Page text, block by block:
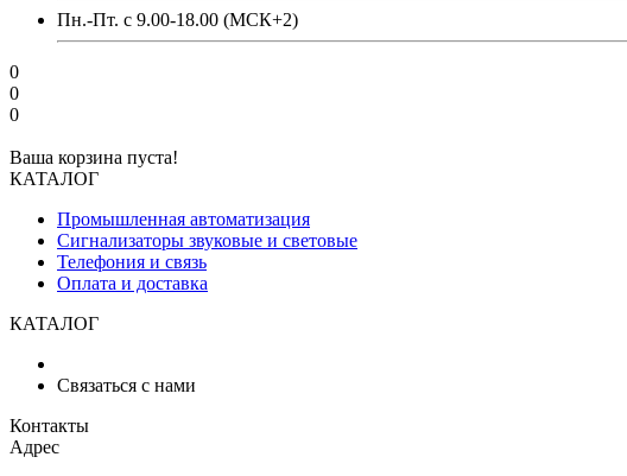
Пн.-Пт. с 9.00-18.00 (МСК+2)
0
0
0
Ваша корзина пуста!
КАТАЛОГ
Промышленная автоматизация
Сигнализаторы звуковые и световые
Телефония и связь
Оплата и доставка
КАТАЛОГ
Связаться с нами
Контакты
Адрес